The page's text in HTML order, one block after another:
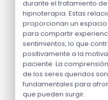
durante el tratamiento de
hipnoterapia. Estas
proporcionan un
para compartir
sentimientos, lo que
positivamente a la
paciente. La
de los seres queridos son
fundamentales para
que pueden surgir.